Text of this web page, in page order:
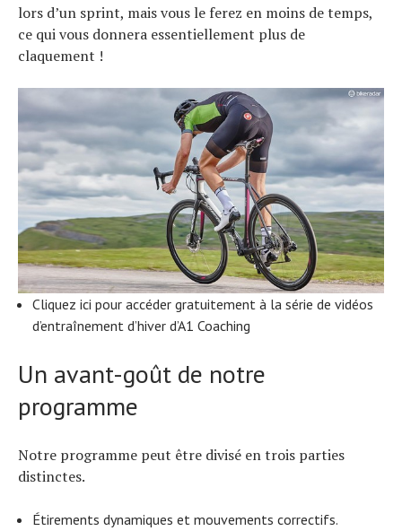
lors d’un sprint, mais vous le ferez en moins de temps,
ce qui vous donnera essentiellement plus de
claquement !
Cliquez ici pour accéder gratuitement à la série de vidéos
d’entraînement d’hiver d’A1 Coaching
Un avant-goût de notre
programme
Notre programme peut être divisé en trois parties
distinctes.
Étirements dynamiques et mouvements correctifs.